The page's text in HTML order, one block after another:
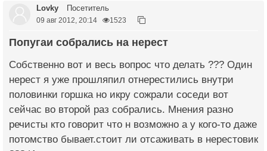
Lovky Посетитель
09 авг 2012, 20:14 1523
Попугаи собрались на нерест
Собственно вот и весь вопрос что делать ??? Один
нерест я уже прошляпил отнерестились внутри
половинки горшка но икру сожрали соседи вот
сейчас во второй раз собрались. Мнения разно
речисты кто говорит что н возможно а у кого-то даже
потомство бывает.стоит ли отсаживать в нерестовик